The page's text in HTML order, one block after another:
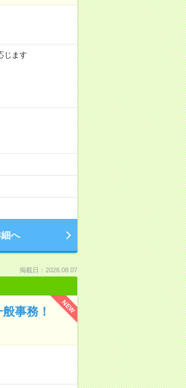
じます
へ
掲載日：2026.08.07
NEW
事務！